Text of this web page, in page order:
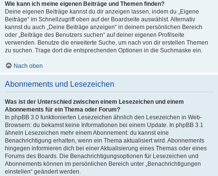
Wie kann ich meine eigenen Beiträge und Themen finden?
Deine eigenen Beiträge kannst du dir anzeigen lassen, indem du „Eigene
Beiträge“ im Schnellzugriff oben auf der Boardseite auswählst. Alternativ
kannst du auch „Deine Beiträge anzeigen“ in deinem persönlichen Bereich
oder „Beiträge des Benutzers suchen“ auf deiner eigenen Profilseite
verwenden. Benutze die erweiterte Suche, um nach von dir erstellen Themen
zu suchen. Trage dort die entsprechenden Optionen in die Suchmaske ein.
Nach oben
Abonnements und Lesezeichen
Was ist der Unterschied zwischen einem Lesezeichen und einem
Abonnements für ein Thema oder Forum?
In phpBB 3.0 funktionierten Lesezeichen ähnlich den Lesezeichen in Web-
Browsern: du bekamst keine Informationen bei einem Update. In phpBB 3.1
ähneln Lesezeichen mehr einem Abonnement: du kannst eine
Benachrichtigung erhalten, wenn ein Thema aktualisiert wird. Abonnements
hingegen informieren dich bei einer Aktualisierung eines Themas oder eines
Forums des Boards. Die Benachrichtigungsoptionen für Lesezeichen und
Abonnements können im persönlichen Bereich unter „Benachrichtigungen
einstellen“ geändert werden.